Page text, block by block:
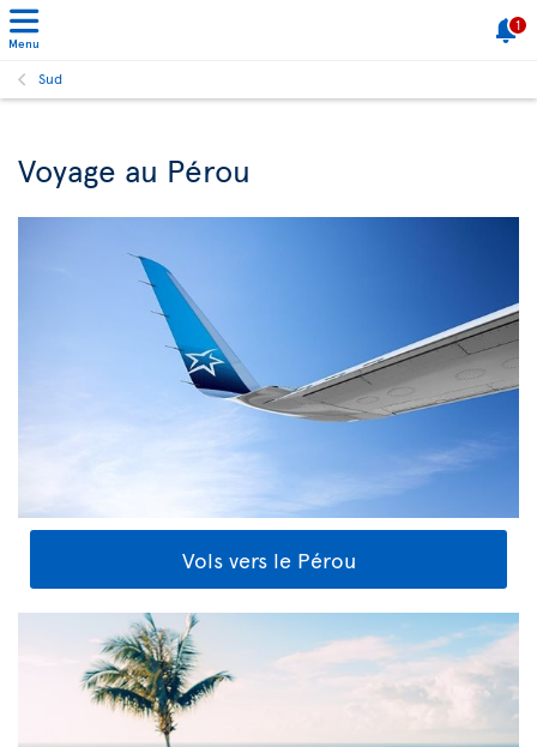
Menu
1
Sud
Voyage au Pérou
Vols vers le Pérou